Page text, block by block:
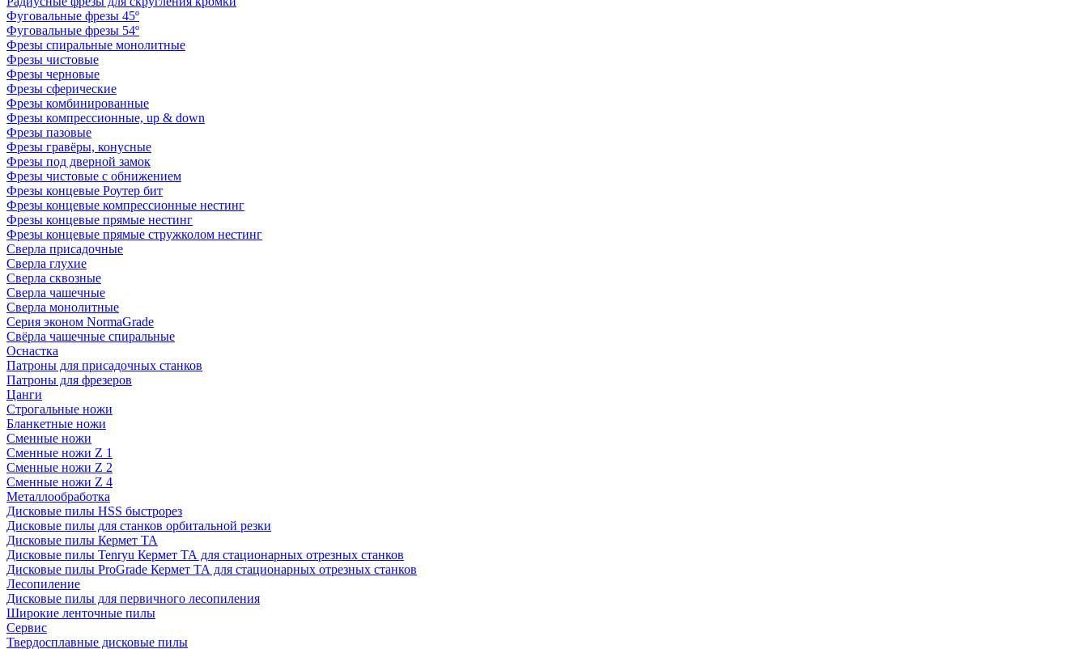
Фуговальные фрезы 45º
Фуговальные фрезы 54º
Фрезы спиральные монолитные
Фрезы чистовые
Фрезы черновые
Фрезы сферические
Фрезы комбинированные
Фрезы компрессионные, up & down
Фрезы пазовые
Фрезы гравёры, конусные
Фрезы под дверной замок
Фрезы чистовые с обнижением
Фрезы концевые Роутер бит
Фрезы концевые компрессионные нестинг
Фрезы концевые прямые нестинг
Фрезы концевые прямые стружколом нестинг
Сверла присадочные
Сверла глухие
Сверла сквозные
Сверла чашечные
Сверла монолитные
Серия эконом NormaGrade
Свёрла чашечные спиральные
Оснастка
Патроны для присадочных станков
Патроны для фрезеров
Цанги
Строгальные ножи
Бланкетные ножи
Сменные ножи
Сменные ножи Z 1
Сменные ножи Z 2
Сменные ножи Z 4
Металлообработка
Дисковые пилы HSS быстрорез
Дисковые пилы для станков орбитальной резки
Дисковые пилы Кермет ТА
Дисковые пилы Tenryu Кермет ТА для стационарных отрезных станков
Дисковые пилы ProGrade Кермет ТА для стационарных отрезных станков
Лесопиление
Дисковые пилы для первичного лесопиления
Широкие ленточные пилы
Сервис
Твердосплавные дисковые пилы